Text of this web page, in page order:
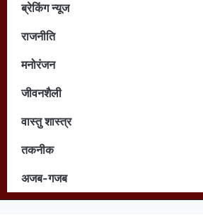
ब्रेकिंग न्यूज
राजनीति
मनोरंजन
जीवनशैली
वास्तु शास्त्र
तकनीक
अजब-गजब